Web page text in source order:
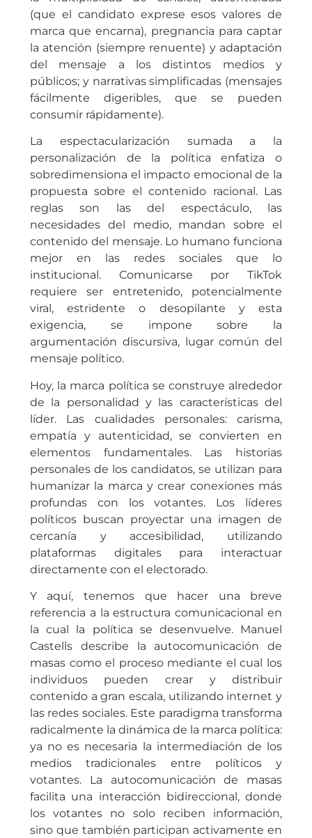
(que el candidato exprese esos valores de
marca que encarna), pregnancia para captar
la atención (siempre renuente) y adaptación
del mensaje a los distintos medios y
públicos; y narrativas simplificadas (mensajes
fácilmente digeribles, que se pueden
consumir rápidamente).
La espectacularización sumada a la
personalización de la política enfatiza o
sobredimensiona el impacto emocional de la
propuesta sobre el contenido racional. Las
reglas son las del espectáculo, las
necesidades del medio, mandan sobre el
contenido del mensaje. Lo humano funciona
mejor en las redes sociales que lo
institucional. Comunicarse por TikTok
requiere ser entretenido, potencialmente
viral, estridente o desopilante y esta
exigencia, se impone sobre la
argumentación discursiva, lugar común del
mensaje político.
Hoy, la marca política se construye alrededor
de la personalidad y las características del
líder. Las cualidades personales: carisma,
empatía y autenticidad, se convierten en
elementos fundamentales. Las historias
personales de los candidatos, se utilizan para
humanizar la marca y crear conexiones más
profundas con los votantes. Los líderes
políticos buscan proyectar una imagen de
cercanía y accesibilidad, utilizando
plataformas digitales para interactuar
directamente con el electorado.
Y aquí, tenemos que hacer una breve
referencia a la estructura comunicacional en
la cual la política se desenvuelve. Manuel
Castells describe la autocomunicación de
masas como el proceso mediante el cual los
individuos pueden crear y distribuir
contenido a gran escala, utilizando internet y
las redes sociales. Este paradigma transforma
radicalmente la dinámica de la marca política:
ya no es necesaria la intermediación de los
medios tradicionales entre políticos y
votantes. La autocomunicación de masas
facilita una interacción bidireccional, donde
los votantes no solo reciben información,
sino que también participan activamente en